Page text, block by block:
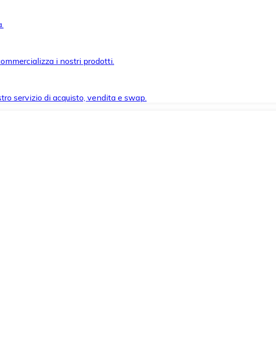
i nostri prodotti.
servizio di acquisto, vendita e swap.